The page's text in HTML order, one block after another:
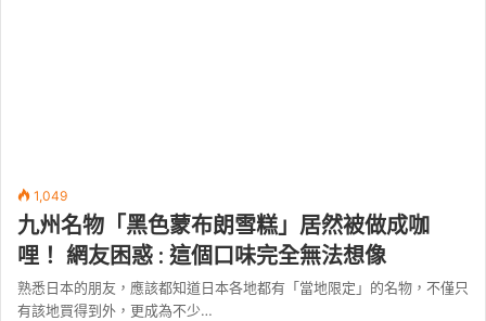
1,049
九州名物「黑色蒙布朗雪糕」居然被做成咖
哩！ 網友困惑 : 這個口味完全無法想像
熟悉日本的朋友，應該都知道日本各地都有「當地限定」的名物，不僅只
有該地買得到外，更成為不少…